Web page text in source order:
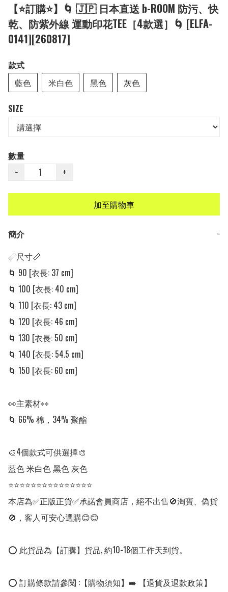
【⭐訂購⭐】🌀 🇯🇵 日本直送 b-ROOM 防污、快
乾、防紫外線 運動印花TEE［4款選］🌀 [ELFA-
0141][260817]
款式
藍色
米白色 黑色 灰色
SIZE
數量
−
+
加至購物車
簡介
−
📏尺寸📏
🌀 90 [衣長: 37 cm]
🌀 100 [衣長: 40 cm]
🌀 110 [衣長: 43 cm]
🌀 120 [衣長: 46 cm]
🌀 130 [衣長: 50 cm]
🌀 140 [衣長: 54.5 cm]
🌀 150 [衣長: 60 cm]
👀主素材👀
🌀 66% 棉，34% 聚酯
🎨4個款式可供選擇🎨
藍色 米白色 黑色 灰色
⭐⭐⭐⭐⭐⭐⭐⭐⭐⭐⭐⭐⭐⭐⭐
本店為✅正版正貨✅承諾會員商店，絕不出售🚫淘寶、偽貨
🚫，客人可安心選購😊😊
⭕ 此貨品為【訂購】貨品, 約10-18個工作天到貨。
⭕ 訂購條款請參閱 :【購物須知】➡️ 【退貨及退款政策】